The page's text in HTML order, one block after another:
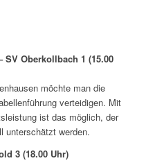
Oberkollbach 1 (15.00
möchte man die
verteidigen. Mit
ist das möglich, der
unterschätzt werden.
3 (18.00 Uhr)